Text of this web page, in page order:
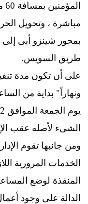
مباشرة ، وتحويل
بمحور شينزو أبى
طريق السويس.
الشىء لأصله عقب
ومن جانبها تقوم
الخدمات المرورية
المنفذة لوضع
الدالة على وجود